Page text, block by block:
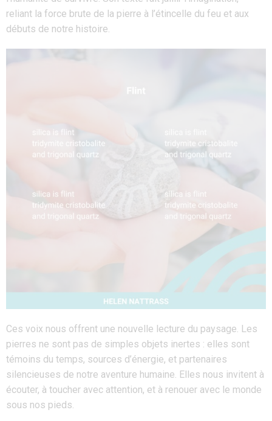
reliant la force brute de la pierre à l’étincelle du feu et aux
débuts de notre histoire.
Ces voix nous offrent une nouvelle lecture du paysage. Les
pierres ne sont pas de simples objets inertes : elles sont
témoins du temps, sources d’énergie, et partenaires
silencieuses de notre aventure humaine. Elles nous invitent à
écouter, à toucher avec attention, et à renouer avec le monde
sous nos pieds.